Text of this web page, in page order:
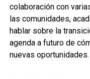
colaboración con
las comunidades,
hablar sobre la
agenda a futuro de
nuevas oportunidades.